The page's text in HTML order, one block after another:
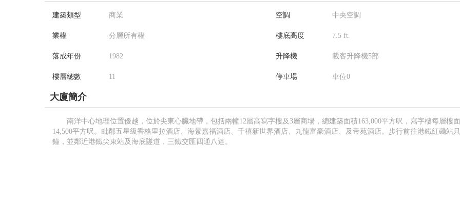
建築類型 商業
業權 分層所有權
落成年份 1982
樓層總數 11
空調 中央空調
樓底高度 7.5 ft.
升降機 載客升降機5部
停車場 車位0
大廈簡介
南洋中心地理位置優越，位於尖東心臟地帶，包括兩幢12層高寫字樓及3層商場，總建築面積163,000平方呎，寫字樓每層樓
14,500平方呎。毗鄰五星級香格里拉酒店、海景嘉福酒店、千禧新世界酒店、九龍富豪酒店、及帝苑酒店。步行前往港鐵紅磡站
鐘，並鄰近港鐵尖東站及海底隧道，三鐵交匯四通八達。